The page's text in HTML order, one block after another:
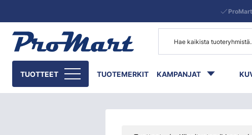
TUOTTEET TUOTEMERKIT KAMPANJAT